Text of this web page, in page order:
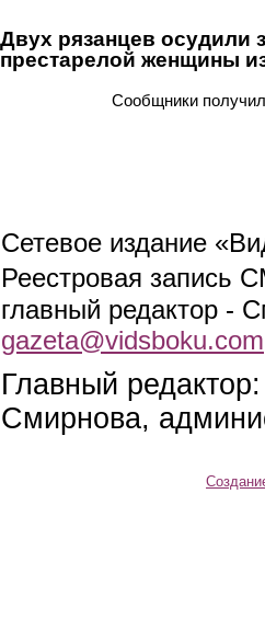
Двух рязанцев осудили
престарелой женщины
Сообщники
Сетевое издание
Реестровая запись
главный редактор -
gazeta@vidsboku.com
Главный
Смирнова,